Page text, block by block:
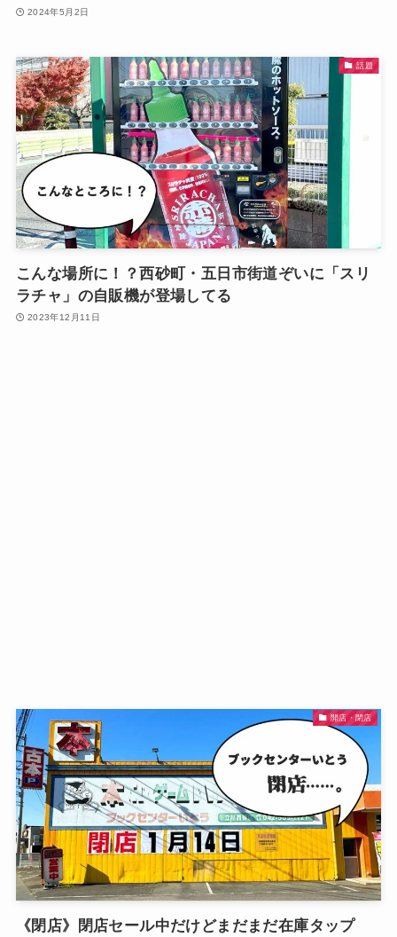
2024年5月2日
話題
こんな場所に！？西砂町・五日市街道ぞいに「スリ
ラチャ」の自販機が登場してる
2023年12月11日
開店・閉店
《閉店》閉店セール中だけどまだまだ在庫タップ